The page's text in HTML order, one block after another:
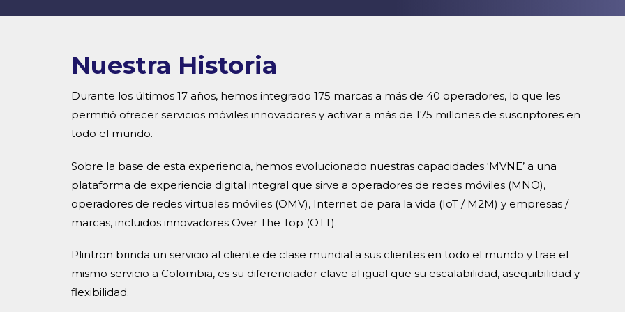
6
7
8
9
2
3
4
5
6
7
8
9
3
5
6
7
8
9
97
9
3
5
6
7
8
9
97
9
Nuestra Historia
Durante los últimos 17 años, hemos integrado 175 marcas a más de 40 operadores, lo que les
permitió ofrecer servicios móviles innovadores y activar a más de 175 millones de suscriptores en
todo el mundo.
Sobre la base de esta experiencia, hemos evolucionado nuestras capacidades ‘MVNE’ a una
plataforma de experiencia digital integral que sirve a operadores de redes móviles (MNO),
operadores de redes virtuales móviles (OMV), Internet de para la vida (IoT / M2M) y empresas /
marcas, incluidos innovadores Over The Top (OTT).
Plintron brinda un servicio al cliente de clase mundial a sus clientes en todo el mundo y trae el
mismo servicio a Colombia, es su diferenciador clave al igual que su escalabilidad, asequibilidad y
flexibilidad.